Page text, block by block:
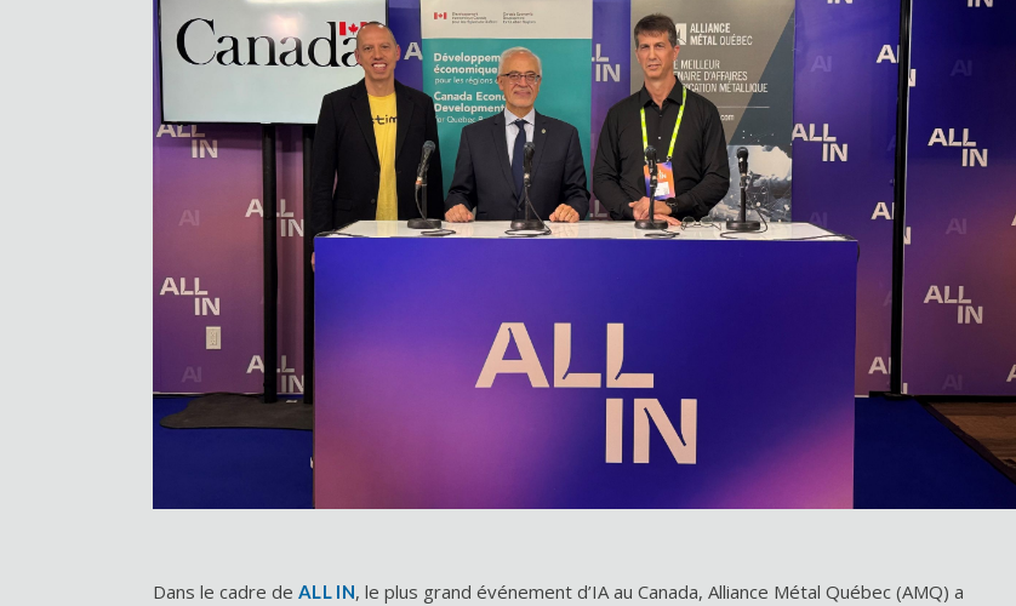
Dans le cadre de ALL IN, le plus grand événement d’IA au Canada, Alliance Métal Québec (AMQ) a